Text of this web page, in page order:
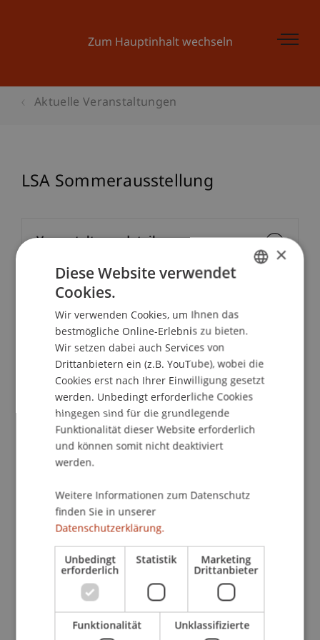
Zum Hauptinhalt wechseln
Aktuelle Veranstaltungen
LSA Sommerausstellung
Liechtenstein School of Architecture
Montag - Samstag (8 - 18 Uhr) | Deutsch + English
| Atelier
Die Liechtenstein School of Architecture
präsentiert die Semesterarbeiten ihrer
Studierenden in einer öffentlichen Ausstellung.
Gezeigt werden Projekte von Bachelor- und
Die Ausstellung ist zu den regulären
Öffnungszeiten der Universität zugänglich.
Die Studierenden, Dozierenden und
Mitarbeitenden der Liechtenstein School of
Architecture freuen sich auf Ihren Besuch.
Veranstaltungsdetails
×
Diese Website verwendet
Cookies.
Wir verwenden Cookies, um Ihnen das
bestmögliche Online-Erlebnis zu bieten.
Wir setzen dabei auch Services von
Drittanbietern ein (z.B. YouTube), wobei die
Cookies erst nach Ihrer Einwilligung gesetzt
werden. Unbedingt erforderliche Cookies
hingegen sind für die grundlegende
Funktionalität dieser Website erforderlich
und können somit nicht deaktiviert
werden.
Weitere Informationen zum Datenschutz
finden Sie in unserer
Datenschutzerklärung.
Unbedingt
erforderlich
Statistik Marketing
Drittanbieter
Funktionalität Unklassifizierte